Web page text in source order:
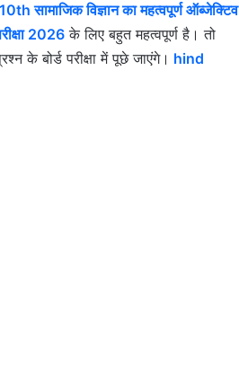
सामाजिक विज्ञान का महत्वपूर्ण ऑब्जेक्टिव
2026के लिए बहुत महत्वपूर्ण है। तो
के बोर्ड परीक्षा में पूछे जाएंगे। hind